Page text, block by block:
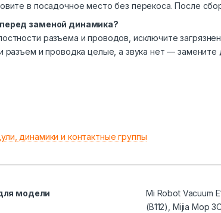
в посадочное место без перекоса. После
заменой динамика?
разъема и проводов, исключите
разъем и проводка целые, а звука нет — замените
динамики и контактные группы
модели
Mi Robot Vacuum
(B112), Mijia Mop